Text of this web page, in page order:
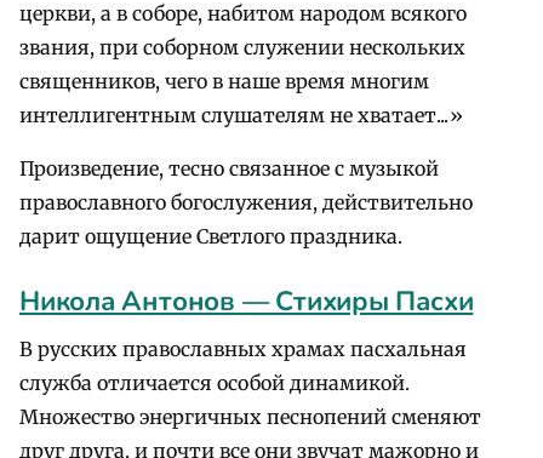
церкви, а в соборе, набитом народом всякого
звания, при соборном служении нескольких
священников, чего в наше время многим
интеллигентным слушателям не хватает...»
Произведение, тесно связанное с музыкой
православного богослужения, действительно
дарит ощущение Светлого праздника.
Никола Антонов — Стихиры Пасхи
В русских православных храмах пасхальная
служба отличается особой динамикой.
Множество энергичных песнопений сменяют
друг друга, и почти все они звучат мажорно и